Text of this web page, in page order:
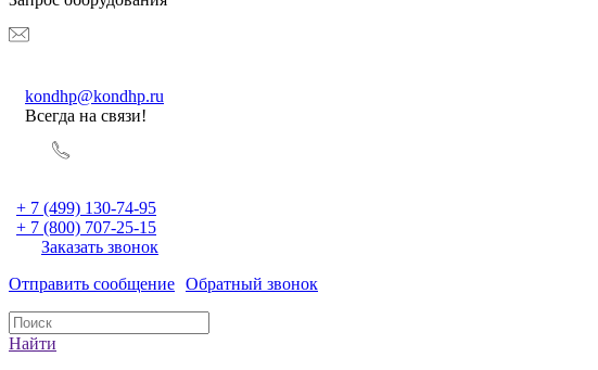
kondhp@kondhp.ru
Всегда на связи!
+ 7 (499) 130-74-95
+ 7 (800) 707-25-15
Заказать звонок
Отправить сообщение Обратный звонок
Найти